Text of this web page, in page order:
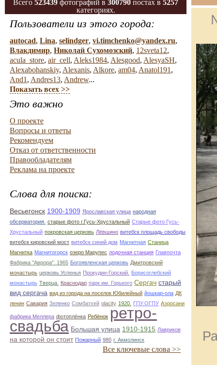
Всего 523439 фотографий в 300790 постах в 5257
категориях.
Пользователи из этого города:
autocad, Lina, selindger, vi.timchenko@yandex.ru,
Влакдимир, Николай Сухомозский, 12sveta12,
acula_store, air_cell, Aleks1984, Alesgood, AlesyaSH,
Alexabohanskiy, Alexanis, Alkore, am04, Anatol191 ,
And1 , Andres13, Andrew...
Показать всех >>
Это важно
О проекте
Вопросы и ответы
Рекомендуем
Отказ от ответственности
Правообладателям
Реклама на проекте
Слова для поиска:
Весьегонск 1900-1909 Ярославская улица народная
обсерватория. старые фото г.Гусь-Хрустальный Старые фото Гусь-
Хрустальный покровская церковь Лёвшино витебск площадь свободы
витебск кировский мост витебск синий дом Магнитная Станица
Магнитка Магнитогорск озеро Марупес лодочная станция Главпочта
Фабрика "Аврора". 1965 Богоявленская церковь Дмитровский
монастырь церковь Успенья Прокудин-Горский.
Борисоглебский
монастырь Тверца. Краснодар парк им. Горького Сергач старый
вид сергача вид из города на поселок Юбилейный йошкар-ола ДК
ленин Савария Зеленко Сомбатхей olacity 1920. ГПУ.ОГПУ Аэросани
фабрика Меллера фотоплёнка Ребёнок ретро-
свадьба Большая улица 1910-1915 Лавриков
на которой он стоит Пожарный 980 г. Акмолинск
Все ключевые слова >>